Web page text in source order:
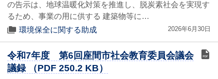
の告示は、地球温暖化対策を推進し、脱炭素社会を実現す
るため、事業の用に供する 建築物等に…
環境保全に関する助成
2026年6月30日
令和7年度 第6回座間市社会教育委員会議会
議録 （PDF 250.2 KB）